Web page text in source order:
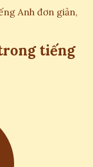
Anh đơn giản,
tiếng